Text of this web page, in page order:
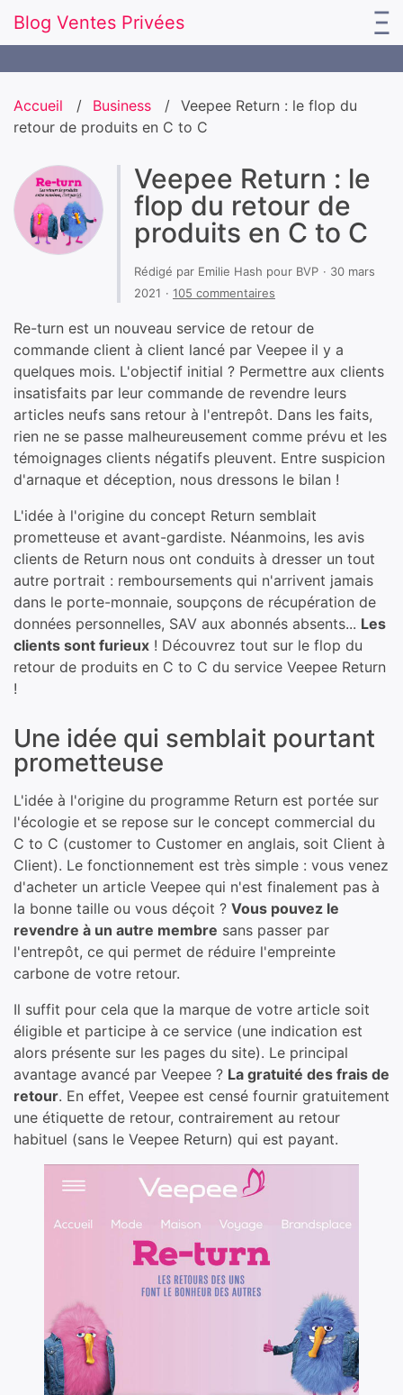
Blog Ventes Privées
Accueil Business
Veepee Return : le flop du
retour de produits en C to C
Veepee Return : le
flop du retour de
produits en C to C
Rédigé par Emilie Hash pour BVP
30 mars
2021
105 commentaires
Re-turn est un nouveau service de retour de
commande client à client lancé par Veepee il y a
quelques mois. L'objectif initial ? Permettre aux clients
insatisfaits par leur commande de revendre leurs
articles neufs sans retour à l'entrepôt. Dans les faits,
rien ne se passe malheureusement comme prévu et les
témoignages clients négatifs pleuvent. Entre suspicion
d'arnaque et déception, nous dressons le bilan !
L'idée à l'origine du concept Return semblait
prometteuse et avant-gardiste. Néanmoins, les avis
clients de Return nous ont conduits à dresser un tout
autre portrait : remboursements qui n'arrivent jamais
dans le porte-monnaie, soupçons de récupération de
données personnelles, SAV aux abonnés absents... Les
clients sont furieux ! Découvrez tout sur le flop du
retour de produits en C to C du service Veepee Return
!
Une idée qui semblait pourtant
prometteuse
L'idée à l'origine du programme Return est portée sur
l'écologie et se repose sur le concept commercial du
C to C (customer to Customer en anglais, soit Client à
Client). Le fonctionnement est très simple : vous venez
d'acheter un article Veepee qui n'est finalement pas à
la bonne taille ou vous déçoit ? Vous pouvez le
revendre à un autre membre sans passer par
l'entrepôt, ce qui permet de réduire l'empreinte
carbone de votre retour.
Il suffit pour cela que la marque de votre article soit
éligible et participe à ce service (une indication est
alors présente sur les pages du site). Le principal
avantage avancé par Veepee ? La gratuité des frais de
retour. En effet, Veepee est censé fournir gratuitement
une étiquette de retour, contrairement au retour
habituel (sans le Veepee Return) qui est payant.